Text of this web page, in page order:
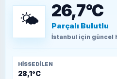
TEOMAN ALPASLAN
Kütahya-Eskişehir
🌤️ 26,7°C
Parçalı Bulutlu
İstanbul için güncel
HISSEDILEN
28,1°C